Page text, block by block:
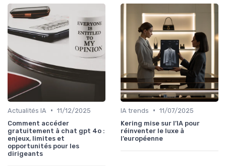
Actualités IA • 11/12/2025
Comment accéder
gratuitement à chat gpt 4o :
enjeux, limites et
opportunités pour les
dirigeants
IA trends • 11/07/2025
Kering mise sur l’IA pour
réinventer le luxe à
l’européenne